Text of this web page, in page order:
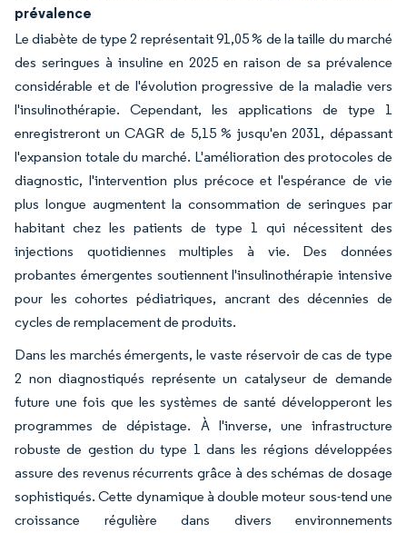
prévalence
Le diabète de type 2 représentait 91,05 % de la taille du marché
des seringues à insuline en 2025 en raison de sa prévalence
considérable et de l'évolution progressive de la maladie vers
l'insulinothérapie. Cependant, les applications de type 1
enregistreront un CAGR de 5,15 % jusqu'en 2031, dépassant
l'expansion totale du marché. L'amélioration des protocoles de
diagnostic, l'intervention plus précoce et l'espérance de vie
plus longue augmentent la consommation de seringues par
habitant chez les patients de type 1 qui nécessitent des
injections quotidiennes multiples à vie. Des données
probantes émergentes soutiennent l'insulinothérapie intensive
pour les cohortes pédiatriques, ancrant des décennies de
cycles de remplacement de produits.
Dans les marchés émergents, le vaste réservoir de cas de type
2 non diagnostiqués représente un catalyseur de demande
future une fois que les systèmes de santé développeront les
programmes de dépistage. À l'inverse, une infrastructure
robuste de gestion du type 1 dans les régions développées
assure des revenus récurrents grâce à des schémas de dosage
sophistiqués. Cette dynamique à double moteur sous-tend une
croissance régulière dans divers environnements